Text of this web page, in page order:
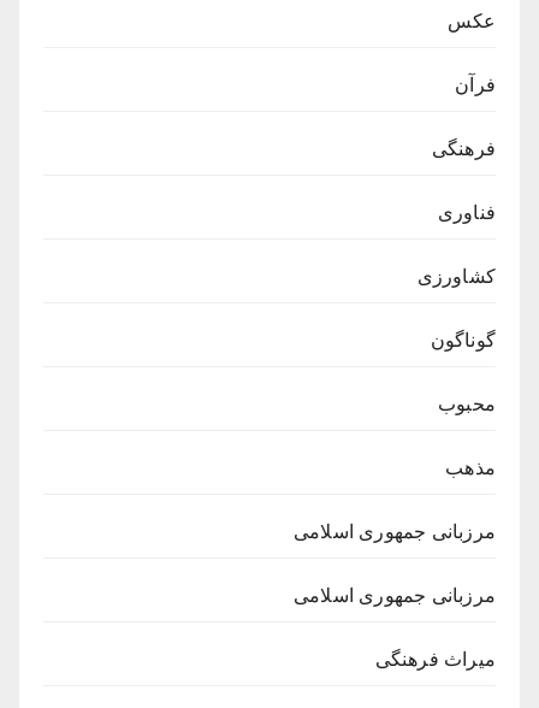
عکس
فرآن
فرهنگی
فناوری
کشاورزی
گوناگون
محبوب
مذهب
مرزبانی جمهوری اسلامی
مرزبانی جمهوری اسلامی
میراث فرهنگی